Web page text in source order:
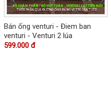
Bán ống venturi - Điem ban
venturi - Venturi 2 lúa
599.000 đ